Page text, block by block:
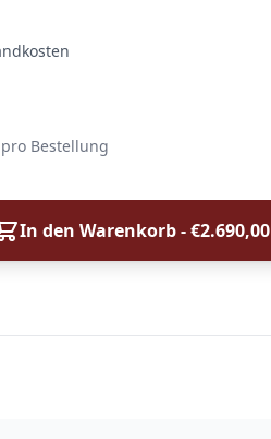
Bestellung
In den Warenkorb - €2.690,00